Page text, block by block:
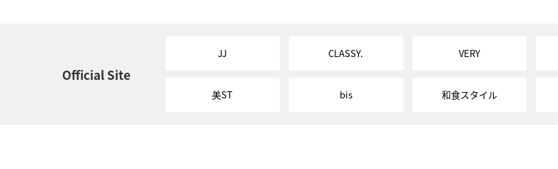
Official Site
JJ CLASSY. VERY
美ST bis 和食スタイル